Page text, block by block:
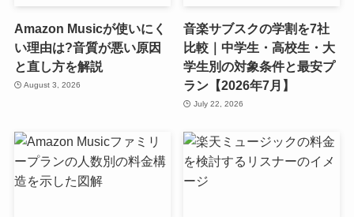
Amazon Musicが使いにく
い理由は?音質が悪い原因
と直し方を解説
August 3, 2026
音楽サブスクの学割を7社
比較｜中学生・高校生・大
学生別の対象条件と最安プ
ラン【2026年7月】
July 22, 2026